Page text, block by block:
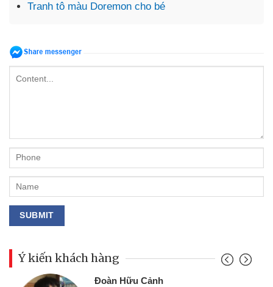
Tranh tô màu Doremon cho bé
Ý kiến khách hàng
Đoàn Hữu Cảnh